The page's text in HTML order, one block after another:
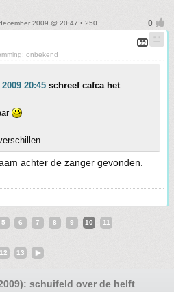
2009 @ 20:47 • 250
onbekend
20:45 schreef cafca het
achter de zanger gevonden.
5 6 7 8 9 10 11
12 13
schuifeld over de helft